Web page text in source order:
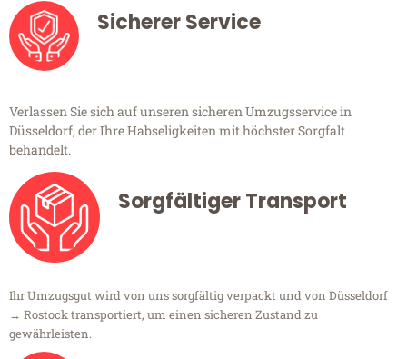
Sicherer Service
Verlassen Sie sich auf unseren sicheren Umzugsservice in
Düsseldorf, der Ihre Habseligkeiten mit höchster Sorgfalt
behandelt.
Sorgfältiger Transport
Ihr Umzugsgut wird von uns sorgfältig verpackt und von Düsseldorf
→ Rostock transportiert, um einen sicheren Zustand zu
gewährleisten.